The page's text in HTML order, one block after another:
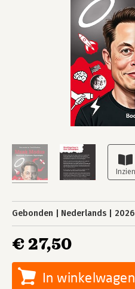
Gebonden Nederlands 2026
€ 27,50
In winkelwagen